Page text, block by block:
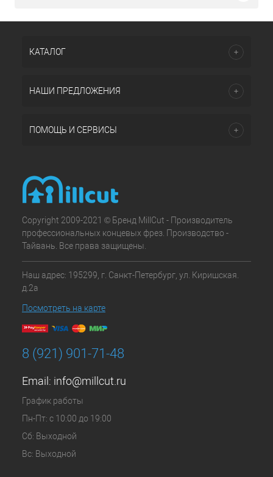
КАТАЛОГ
НАШИ ПРЕДЛОЖЕНИЯ
ПОМОЩЬ И СЕРВИСЫ
Copyright 2009-2021 © Бренд MillCut - Производитель
профессиональных концевых фрез. Производство -
Тайвань. Все права защищены.
Наш адрес: 195299, г. Санкт-Петербург, ул. Киришская.
д.2а
Посмотреть на карте
8 (921) 901-71-48
Email: info@millcut.ru
График работы
Пн-Пт: с 10:00 до 19:00
Сб: Выходной
Вс: Выходной